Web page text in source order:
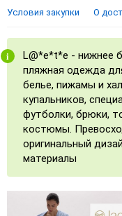
Условия закупки О
L@*е*t*е - нижнее
пляжная одежда
белье, пижамы и
купальников,
футболки, брюки,
костюмы.
оригинальный
материалы